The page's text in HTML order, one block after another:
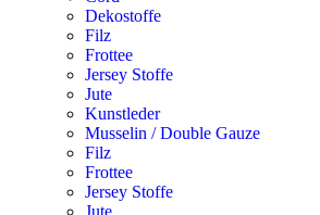
Dekostoffe
Filz
Frottee
Jersey Stoffe
Jute
Kunstleder
Musselin / Double Gauze
Filz
Frottee
Jersey Stoffe
Jute